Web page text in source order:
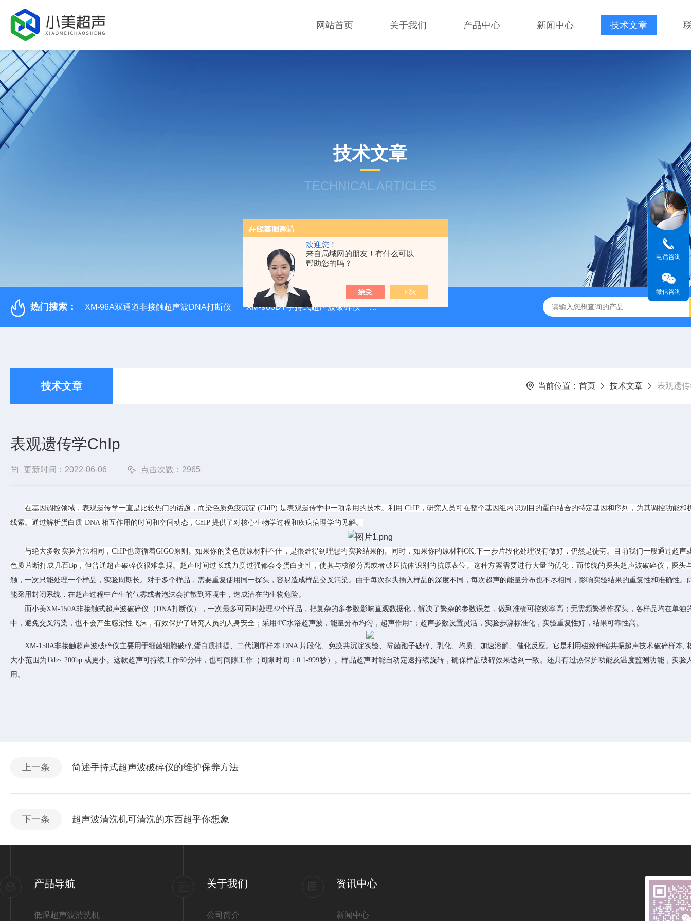
欢迎您！
来自局域网的朋友！有什么可以
帮助您的吗？
网站首页 关于我们 产品中心 新闻中心 技术文章
技术文章
TECHNICAL ARTICLES
热门搜索： XM-96A双通道非接触超声波DNA打断仪 XM-900DT手持式超声波破碎仪 XM-500UVF液晶静音款超声波清洗机 XM-650T一体式超声波细胞粉碎仪
技术文章 当前位置： 首页 技术文章 表观遗
表观遗传学ChIp
更新时间：2022-06-06 点击次数：2965
在基因调控领域，表观遗传学一直是比较热门的话题，而染色质免疫沉淀 (ChIP) 是表观遗传学中一项常用的技术。利用 ChIP，研究人员可在整个基因组内识别目的蛋白结合的特定基因和序列，为其调控功能和
线索。通过解析蛋白质-DNA 相互作用的时间和空间动态，ChIP 提供了对核心生物学过程和疾病病理学的见解。
与绝大多数实验方法相同，ChIP也遵循着GIGO原则。如果你的染色质原材料不佳， 是很难得到理想的实验结果的。同时 ， 如果你的原材料OK,下一步片段化处理没有做好，仍然是徒劳。目前我们一般通过超声
色质片断打成几百Bp，但普通超声破碎仪很难拿捏。超声时间过长或力度过强都会令蛋白变性，使其与核酸分离或者破坏抗体识别的抗原表位。这种方案需要进行大量的优化，而传统的探头超声波破碎仪，探头
触，一次只能处理一个样品，实验周期长。 对于多个样品，需要重复使用同一探头，容易造成样品交叉污染。由于每次探头插入样品的深度不同，每次超声的能量分布也不尽相同，影响实验结果的重复性和准确性。
能采用封闭系统，在超声过程中产生的气雾或者泡沫会扩散到环境中，造成潜在的生物危险。
而小美XM-150A非接触式超声波破碎仪 （DNA打断仪） ，一次最多可同时处理32个样品，把复杂的多参数影响直观数据化，解决了繁杂的参数误差，做到准确可控效率高 ； 无需频繁操作探头，各样品均在单独
中，避免交叉污染 ，也不会产生感染性飞沫，有效保护了研究人员的人身安全 ； 采用4℃水浴超声波，能量分布均匀，超声作用*；超声参数设置灵活，实验步骤标准化，实验重复性好，结果可靠性高。
XM-150A非接触超声波破碎仪主要用于细菌细胞破碎,蛋白质抽提、二代测序样本 DNA 片段化、免疫共沉淀实验、霉菌孢子破碎、乳化、均质、 加速溶解、 催化反应。它是利用磁致伸缩共振超声技术破碎样本,
大小范围 为1kb~ 200bp 或更小。 这款超声可持续工作60分钟，也可间隙工作（ 间隙时间：0.1-999秒） 。样品超声时能自动定速持续旋转，确保样品破碎效果达到一致。 还具有过热保护功能及温度监测功能，实验
用。
上一条 简述手持式超声波破碎仪的维护保养方法
下一条 超声波清洗机可清洗的东西超乎你想象
产品导航
低温超声波清洗机
关于我们
公司简介
资讯中心
新闻中心
电话咨询
微信咨询